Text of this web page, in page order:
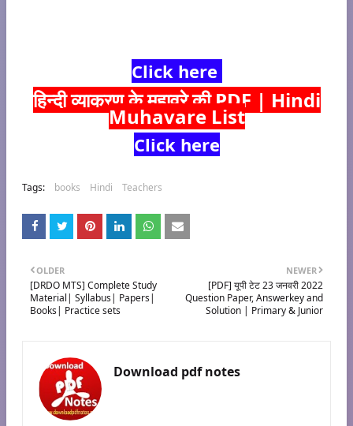
Click here
हिन्दी व्याकरण के मुहावरे की PDF | Hindi
Muhavare List
Click here
Tags: books Hindi Teachers
NEWER
[PDF] यूपी टेट 23 जनवरी 2022
Question Paper, Answerkey and
Solution | Primary & Junior
OLDER
[DRDO MTS] Complete Study
Material| Syllabus| Papers|
Books| Practice sets
Download pdf notes